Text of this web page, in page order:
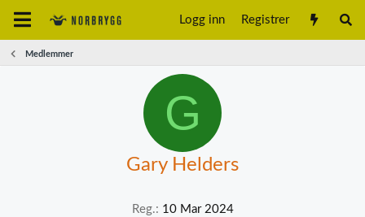
Logg inn Registrer
Medlemmer
G
Gary Helders
Reg. 10 Mar 2024